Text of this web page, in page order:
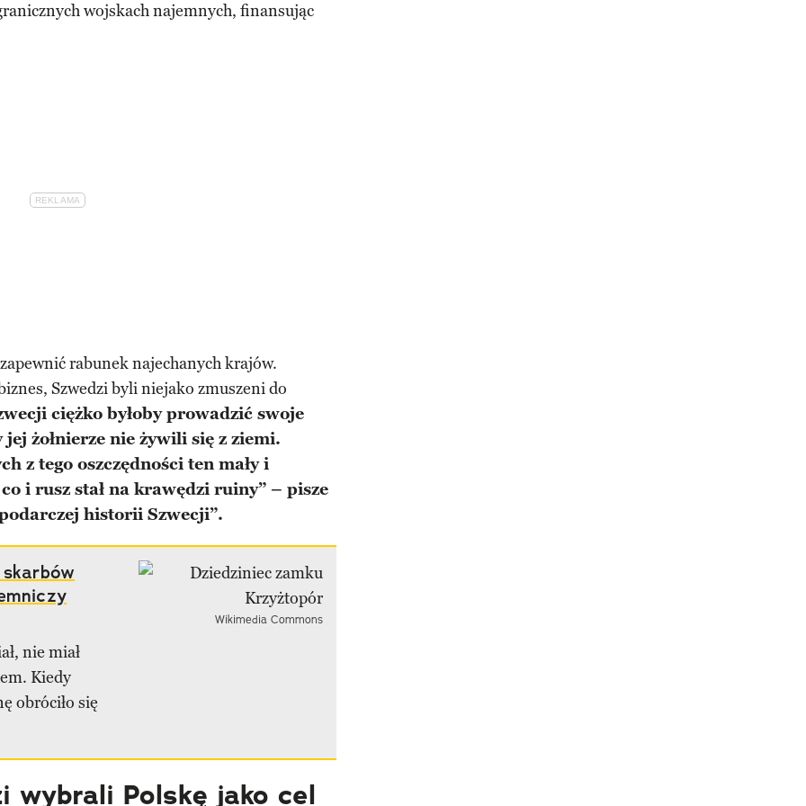
wojskach najemnych, finansując
rabunek najechanych krajów.
Szwedzi byli niejako zmuszeni do
ciężko byłoby prowadzić swoje
żołnierze nie żywili się z ziemi.
z tego oszczędności ten mały i
i rusz stał na krawędzi ruiny” – pisze
historii Szwecji”.
nie miał
Kiedy
obróciło się
Wikimedia Commons
wybrali Polskę jako cel